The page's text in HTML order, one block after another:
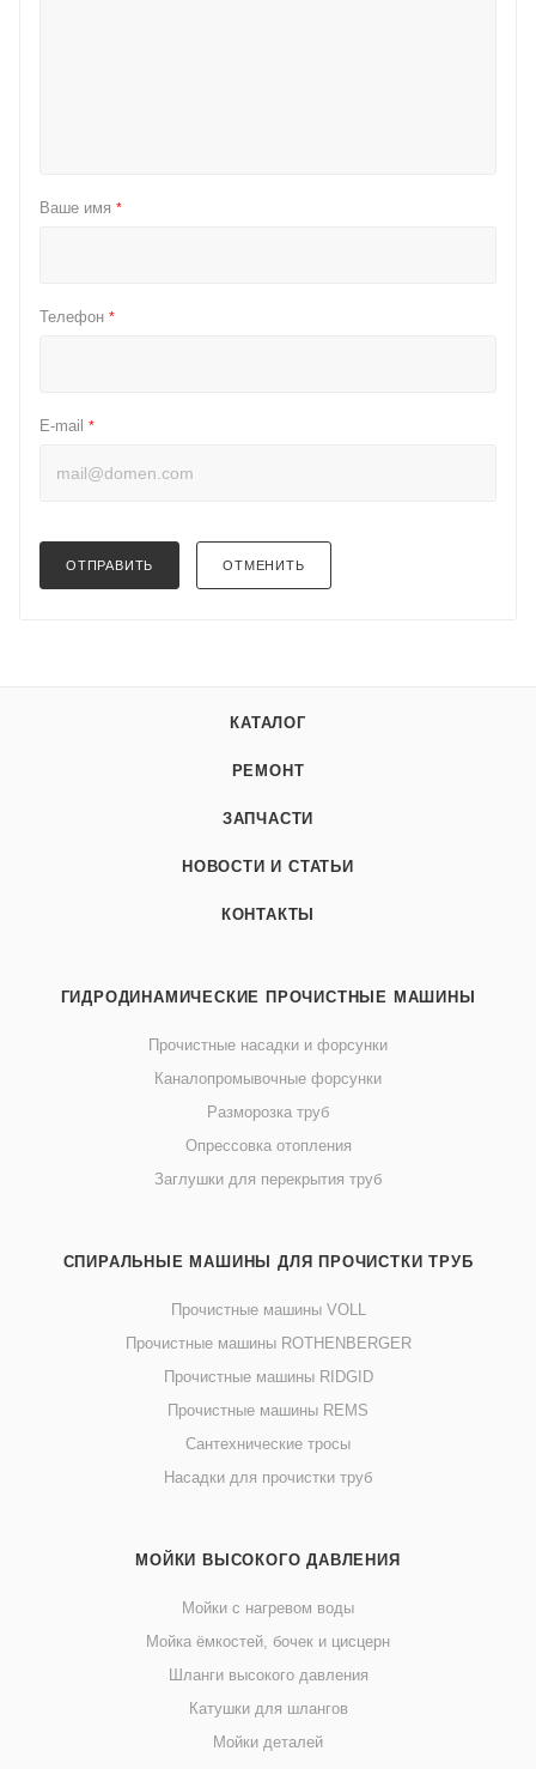
Ваше имя *
Телефон *
E-mail *
ОТПРАВИТЬ ОТМЕНИТЬ
КАТАЛОГ
РЕМОНТ
ЗАПЧАСТИ
НОВОСТИ И СТАТЬИ
КОНТАКТЫ
ГИДРОДИНАМИЧЕСКИЕ ПРОЧИСТНЫЕ МАШИНЫ
Прочистные насадки и форсунки
Каналопромывочные форсунки
Разморозка труб
Опрессовка отопления
Заглушки для перекрытия труб
СПИРАЛЬНЫЕ МАШИНЫ ДЛЯ ПРОЧИСТКИ ТРУБ
Прочистные машины VOLL
Прочистные машины ROTHENBERGER
Прочистные машины RIDGID
Прочистные машины REMS
Сантехнические тросы
Насадки для прочистки труб
МОЙКИ ВЫСОКОГО ДАВЛЕНИЯ
Мойки с нагревом воды
Мойка ёмкостей, бочек и цисцерн
Шланги высокого давления
Катушки для шлангов
Мойки деталей